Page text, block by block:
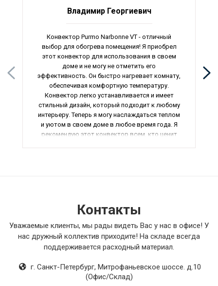
Владимир Георгиевич
Конвектор Purmo Narbonne VT - отличный
выбор для обогрева помещения! Я приобрел
этот конвектор для использования в своем
доме и не могу не отметить его
эффективность. Он быстро нагревает комнату,
обеспечивая комфортную температуру.
Конвектор легко устанавливается и имеет
стильный дизайн, который подходит к любому
интерьеру. Теперь я могу наслаждаться теплом
и уютом в своем доме в любое время года. Я
рекомендую этот конвектор всем, кто ценит
Контакты
Уважаемые клиенты, мы рады видеть Вас у нас в офисе! У
нас дружный коллектив приходите! На складе всегда
поддерживается расходный материал.
г. Санкт-Петербург, Митрофаньевское шоссе. д.10
(Офис/Склад)